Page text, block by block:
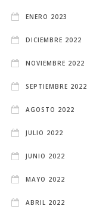
ENERO 2023
DICIEMBRE 2022
NOVIEMBRE 2022
SEPTIEMBRE 2022
AGOSTO 2022
JULIO 2022
JUNIO 2022
MAYO 2022
ABRIL 2022